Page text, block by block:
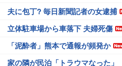
夫に包丁? 毎日新聞記者の女逮捕
立体駐車場から車落下 夫婦死傷
「泥酔者」熊本で通報が頻発か
家の隣が民泊「トラウマなった」